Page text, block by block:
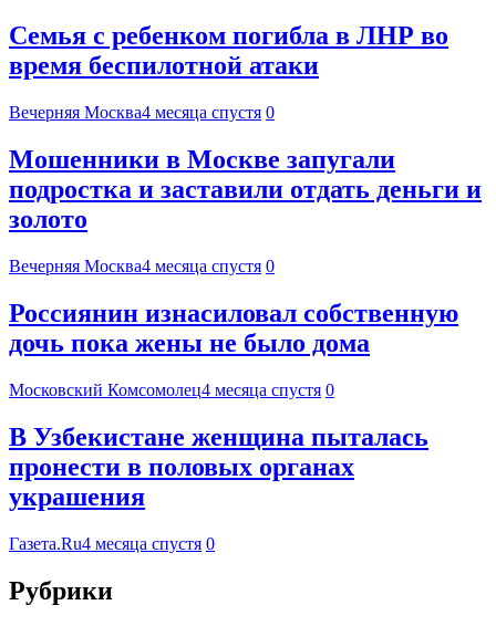
Семья с ребенком погибла в ЛНР во
время беспилотной атаки
Вечерняя Москва4 месяца спустя 0
Мошенники в Москве запугали
подростка и заставили отдать деньги и
золото
Вечерняя Москва4 месяца спустя 0
Россиянин изнасиловал собственную
дочь пока жены не было дома
Московский Комсомолец4 месяца спустя 0
В Узбекистане женщина пыталась
пронести в половых органах
украшения
Газета.Ru4 месяца спустя 0
Рубрики